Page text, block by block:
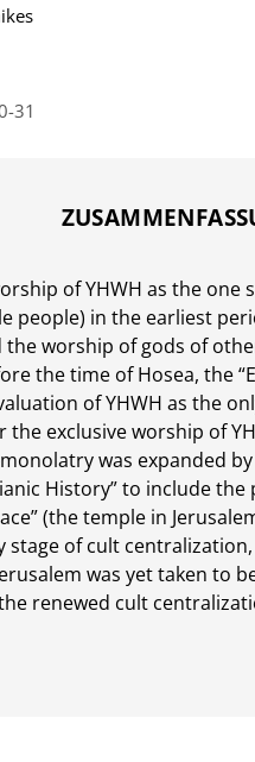
31
of YHWH as the one
people) in the earliest
worship of gods of
the time of Hosea, the
of YHWH as the
the exclusive worship of
was expanded
History” to include
(the temple in
stage of cult
was yet taken to
renewed cult